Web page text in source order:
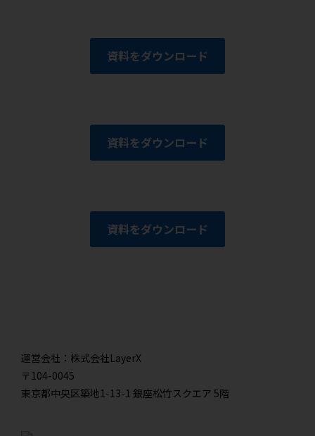
資料をダウンロード
資料をダウンロード
資料をダウンロード
運営会社：株式会社LayerX
〒104-0045
東京都中央区築地1-13-1 銀座松竹スクエア 5階